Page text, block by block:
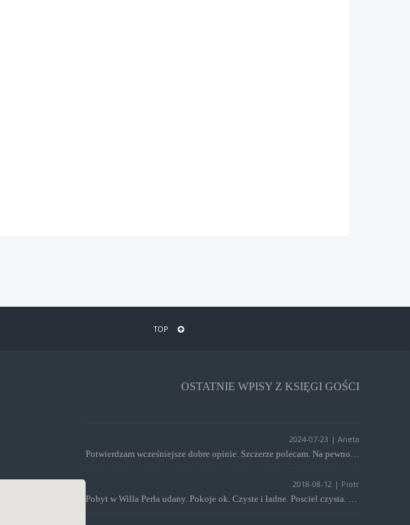
TOP
OSTATNIE WPISY Z KSIĘGI GOŚCI
2024-07-23 | Aneta
Potwierdzam wcześniejsze dobre opinie. Szczerze polecam. Na pewno wrócimy tutaj.
2018-08-12 | Piotr
Pobyt w Willa Perła udany. Pokoje ok. Czyste i ładne. Posciel czysta. Jedynym minusem byl brak recznikow ale na nasza prosbe otrzymalismy je od wlasciciela. Dostępna duza kuchnia z wyposażeniem i lodówka. Możliwość skorzystania z ogrodu np.aby zjeść posiłek. Dostępny również grill. Miejsce parkingowe przed willą. Wlasciciel, pomimo wcześniejszych opinii, dyskretny i pomocny. Polecamy.